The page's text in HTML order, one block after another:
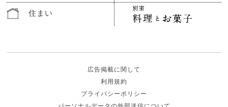
住まい
広告掲載に関して
利用規約
プライバシーポリシー